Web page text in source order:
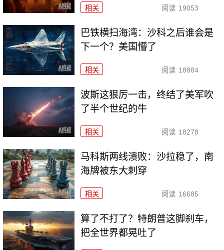
相关 阅读 19053
巴铁横扫海湾：沙科之后谁会是
下一个？美国懵了
相关 阅读 18884
波斯这狠厉一击，终结了美军吹
了半个世纪的牛
相关 阅读 18278
马科斯两线溃败：沙拉稳了，南
海牌被东大刺穿
相关 阅读 16685
算了不打了？特朗普这脚刹车，
把全世界都晃吐了